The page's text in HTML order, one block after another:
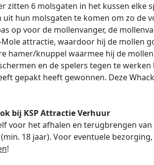
zitten 6 molsgaten in het kussen elke
hun molsgaten te komen om zo de
op voor de mollenvanger, de
attractie, waardoor hij de mollen
hamer/knuppel waarmee hij de
en de spelers tegen te werken
gepakt heeft gewonnen. Deze
bij KSP Attractie Verhuur
voor het afhalen en terugbrengen
18 jaar). Voor eventuele
!